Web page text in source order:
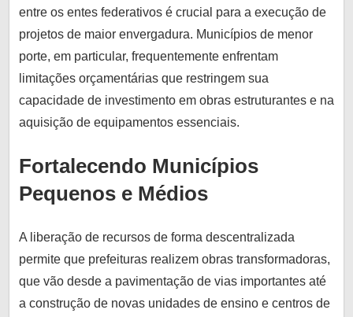
entre os entes federativos é crucial para a execução de
projetos de maior envergadura. Municípios de menor
porte, em particular, frequentemente enfrentam
limitações orçamentárias que restringem sua
capacidade de investimento em obras estruturantes e na
aquisição de equipamentos essenciais.
Fortalecendo Municípios
Pequenos e Médios
A liberação de recursos de forma descentralizada
permite que prefeituras realizem obras transformadoras,
que vão desde a pavimentação de vias importantes até
a construção de novas unidades de ensino e centros de